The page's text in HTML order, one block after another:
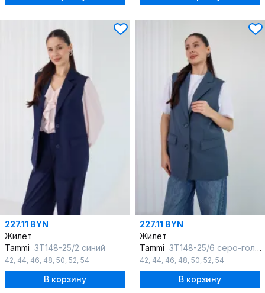
227.11 BYN
Жилет
Tammi 3Т148-25/2 синий
42, 44, 46, 48, 50, 52, 54
В корзину
227.11 BYN
Жилет
Tammi 3Т148-25/6 серо-голубой
42, 44, 46, 48, 50, 52, 54
В корзину